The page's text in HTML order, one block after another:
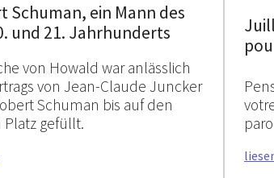
Schuman, ein Mann des
und 21. Jahrhunderts
von Howald war anlässlich
von Jean-Claude Juncker
Schuman bis auf den
Platz gefüllt.